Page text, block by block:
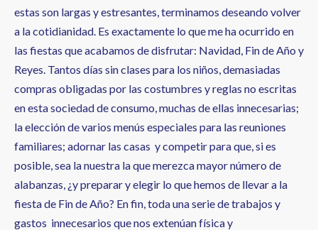
estas son largas y estresantes, terminamos deseando volver
a la cotidianidad. Es exactamente lo que me ha ocurrido en
las fiestas que acabamos de disfrutar: Navidad, Fin de Año y
Reyes. Tantos días sin clases para los niños, demasiadas
compras obligadas por las costumbres y reglas no escritas
en esta sociedad de consumo, muchas de ellas innecesarias;
la elección de varios menús especiales para las reuniones
familiares; adornar las casas y competir para que, si es
posible, sea la nuestra la que merezca mayor número de
alabanzas, ¿y preparar y elegir lo que hemos de llevar a la
fiesta de Fin de Año? En fin, toda una serie de trabajos y
gastos innecesarios que nos extenúan física y